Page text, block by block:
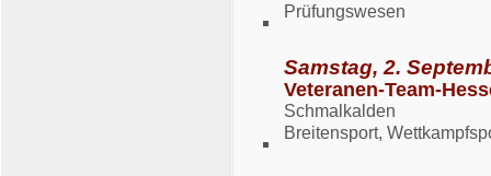
Prüfungswesen
Samstag, 2.
Veteranen-Team-
Schmalkalden
Breitensport,